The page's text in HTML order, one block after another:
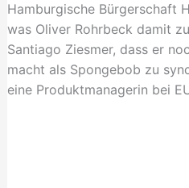
Hamburgische Bürgerschaft
was Oliver Rohrbeck damit
Santiago Ziesmer, dass er
macht als Spongebob zu
eine Produktmanagerin bei